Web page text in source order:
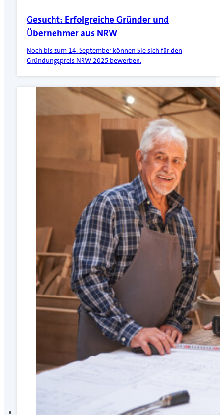
Gesucht: Erfolgreiche Gründer und
Übernehmer aus NRW
Noch bis zum 14. September können Sie sich für den
Gründungspreis NRW 2025 bewerben.